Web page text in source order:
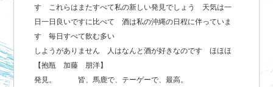
す これらはまたすべて私の新しい発見でしょう 天気は一
日一日良いですに比べて 酒は私の沖縄の日程に伴っていま
す 毎日すべて飲む多い
しようがありません 人はなんと酒が好きなのです ほほほ
【抱瓶 加藤 朋洋】
発見。 皆、馬鹿で、テーゲーで、最高。